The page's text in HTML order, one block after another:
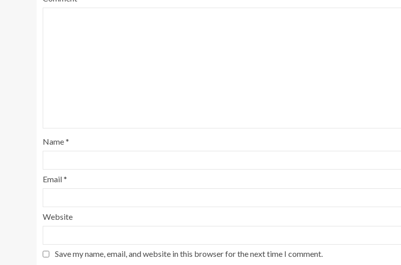
Name*
Email*
Website
Save my name, email, and website in this browser for the next time I comment.